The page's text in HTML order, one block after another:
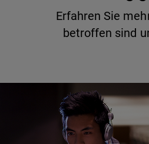
Erfahren Sie
betroffen sind